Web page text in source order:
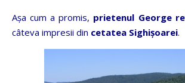
Aşa cum a promis, prietenul George
câteva impresii din cetatea Sighişoarei.